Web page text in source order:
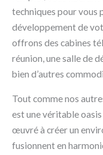
techniques pour vous
développement de
offrons des cabines
réunion, une salle de
bien d’autres
Tout comme nos
est une véritable
œuvré à créer un
fusionnent en